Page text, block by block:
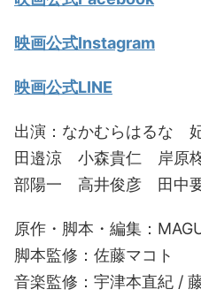
映画公式Instagram
映画公式LINE
出演：なかむらはるな
田邉涼 小森貴仁 岸
部陽一 高井俊彦 田
原作・脚本・編集：
脚本監修：佐藤マコト
音楽監修：宇津本直紀 /